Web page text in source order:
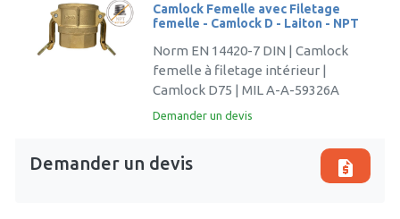
Camlock Femelle avec Filetage
femelle - Camlock D - Laiton - NPT
Norm EN 14420-7 DIN | Camlock
femelle à filetage intérieur |
Camlock D75 | MIL A-A-59326A
Demander un devis
Demander un devis request_quote